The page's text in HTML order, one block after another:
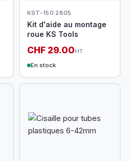
KST-150.2805
Kit d'aide au montage
roue KS Tools
CHF 29.00HT
En stock